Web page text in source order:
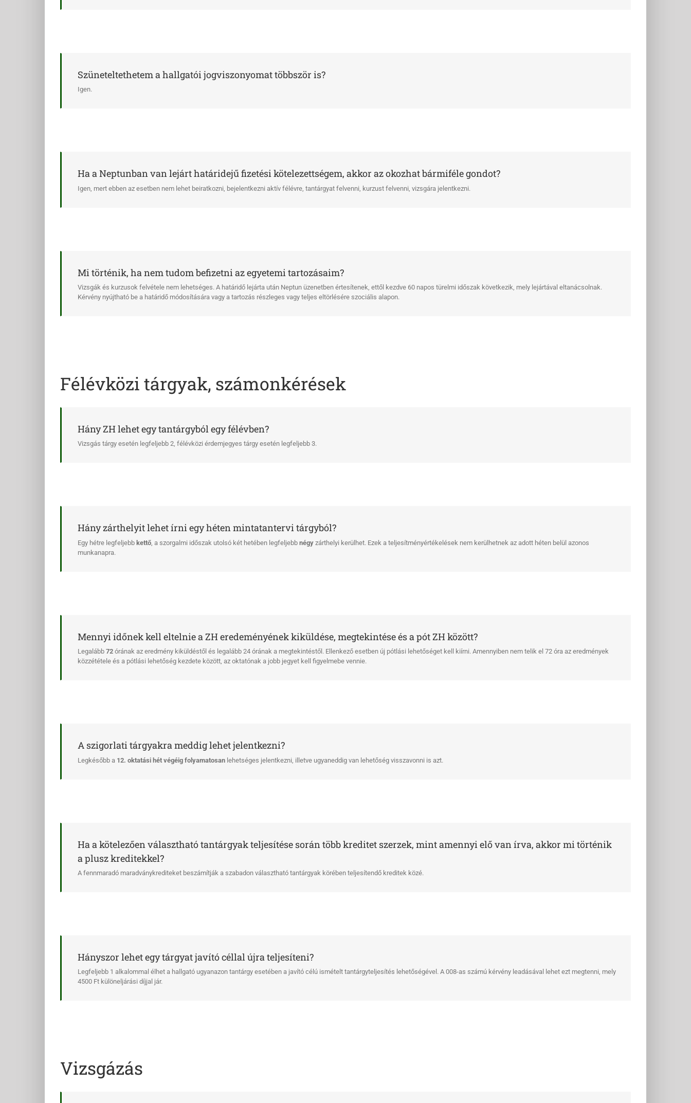
Szüneteltethetem a hallgatói jogviszonyomat többször is?
Igen.
Ha a Neptunban van lejárt határidejű fizetési kötelezettségem, akkor az okozhat bármiféle gondot?
Igen, mert ebben az esetben nem lehet beiratkozni, bejelentkezni aktív félévre, tantárgyat felvenni, kurzust felvenni, vizsgára jelentkezni.
Mi történik, ha nem tudom befizetni az egyetemi tartozásaim?
Vizsgák és kurzusok felvétele nem lehetséges. A határidő lejárta után Neptun üzenetben értesítenek, ettől kezdve 60 napos türelmi időszak következik, mely lejártával eltanácsolnak.
Kérvény nyújtható be a határidő módosítására vagy a tartozás részleges vagy teljes eltörlésére szociális alapon.
Félévközi tárgyak, számonkérések
Hány ZH lehet egy tantárgyból egy félévben?
Vizsgás tárgy esetén legfeljebb 2, félévközi érdemjegyes tárgy esetén legfeljebb 3.
Hány zárthelyit lehet írni egy héten mintatantervi tárgyból?
Egy hétre legfeljebb kettő, a szorgalmi időszak utolsó két hetében legfeljebbnégyzárthelyi kerülhet. Ezek a teljesítményértékelések nem kerülhetnek az adott héten belül azonos
munkanapra.
Mennyi időnek kell eltelnie a ZH eredeményének kiküldése, megtekintése és a pót ZH között?
Legalább 72 órának az eredmény kiküldéstől és legalább 24 órának a megtekintéstől. Ellenkező esetben új pótlási lehetőséget kell kiírni. Amennyiben nem telik el 72 óra az eredmények
közzététele és a pótlási lehetőség kezdete között, az oktatónak a jobb jegyet kell figyelmebe vennie.
A szigorlati tárgyakra meddig lehet jelentkezni?
Legkésőbb a 12. oktatási hét végéig folyamatosanlehetséges jelentkezni, illetve ugyaneddig van lehetőség visszavonni is azt.
Ha a kötelezően választható tantárgyak teljesítése során több kreditet szerzek, mint amennyi elő van írva, akkor mi történik
a plusz kreditekkel?
A fennmaradó maradványkrediteket beszámítják a szabadon választható tantárgyak körében teljesítendő kreditek közé.
Hányszor lehet egy tárgyat javító céllal újra teljesíteni?
Legfeljebb 1 alkalommal élhet a hallgató ugyanazon tantárgy esetében a javító célú ismételt tantárgyteljesítés lehetőségével. A 008-as számú kérvény leadásával lehet ezt megtenni, mely
4500 Ft különeljárási díjjal jár.
Vizsgázás